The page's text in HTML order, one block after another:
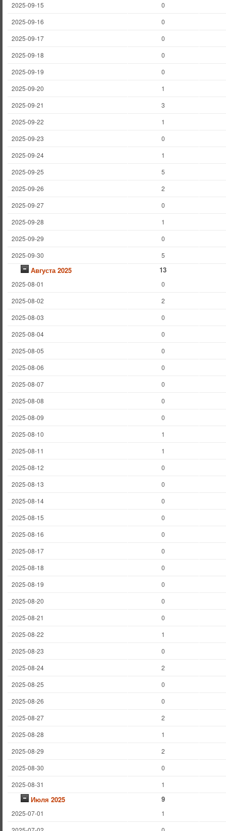
2025-09-15
0
2025-09-16
0
2025-09-17
0
2025-09-18
0
2025-09-19
0
2025-09-20
1
2025-09-21
3
2025-09-22
1
2025-09-23
0
2025-09-24
1
2025-09-25
5
2025-09-26
2
2025-09-27
0
2025-09-28
1
2025-09-29
0
2025-09-30
5
Августа 2025 13
2025-08-01
0
2025-08-02
2
2025-08-03
0
2025-08-04
0
2025-08-05
0
2025-08-06
0
2025-08-07
0
2025-08-08
0
2025-08-09
0
2025-08-10
1
2025-08-11
1
2025-08-12
0
2025-08-13
0
2025-08-14
0
2025-08-15
0
2025-08-16
0
2025-08-17
0
2025-08-18
0
2025-08-19
0
2025-08-20
0
2025-08-21
0
2025-08-22
1
2025-08-23
0
2025-08-24
2
2025-08-25
0
2025-08-26
0
2025-08-27
2
2025-08-28
1
2025-08-29
2
2025-08-30
0
2025-08-31
1
Июля 2025 9
2025-07-01
1